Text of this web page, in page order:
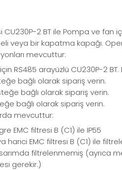
CU230P-2 BT ile Pompa ve
veya bir kapatma kapağı.
mevcuttur:
için RS485 arayüzlü CU230P-2
bağlı olarak sipariş verin.
bağlı olarak sipariş verin.
bağlı olarak sipariş verin.
mevcuttur:
EMC filtresi B (C1) ile IP55
harici EMC filtresi B (C1) ile
filtrelenmemiş (ayrıca
gerekir.)